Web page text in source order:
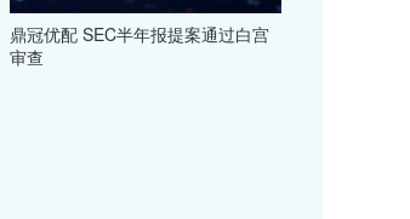
鼎冠优配 SEC半年报提案通过白宫
审查